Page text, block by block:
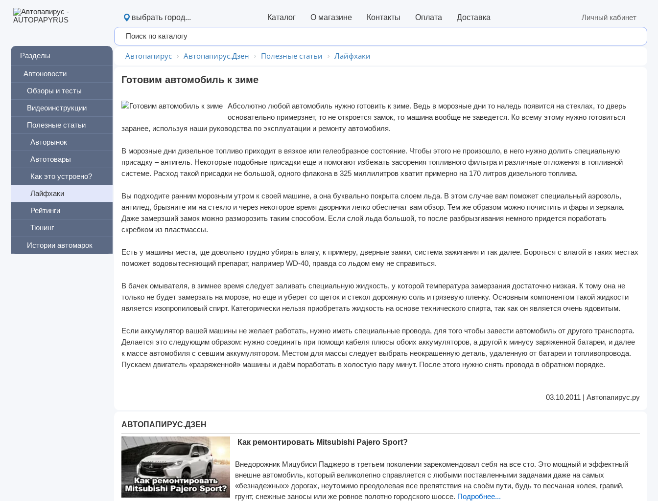
Разделы
Автоновости
Обзоры и тесты
Видеоинструкции
Полезные статьи
Авторынок
Автотовары
Как это устроено?
Лайфхаки
Рейтинги
Тюнинг
Истории автомарок
выбрать город... Каталог О магазине Контакты Оплата Доставка Личный кабинет
Автопапирус Автопапирус.Дзен Полезные статьи Лайфхаки
Готовим автомобиль к зиме
Абсолютно любой автомобиль нужно готовить к зиме. Ведь в морозные дни то наледь появится на стеклах, то дверь
основательно примерзнет, то не откроется замок, то машина вообще не заведется. Ко всему этому нужно готовиться
заранее, используя наши руководства по эксплуатации и ремонту автомобиля.
В морозные дни дизельное топливо приходит в вязкое или гелеобразное состояние. Чтобы этого не произошло, в него нужно долить специальную
присадку – антигель. Некоторые подобные присадки еще и помогают избежать засорения топливного фильтра и различные отложения в топливной
системе. Расход такой присадки не большой, одного флакона в 325 миллилитров хватит примерно на 170 литров дизельного топлива.
Вы подходите ранним морозным утром к своей машине, а она буквально покрыта слоем льда. В этом случае вам поможет специальный аэрозоль,
антилед, брызните им на стекло и через некоторое время дворники легко обеспечат вам обзор. Тем же образом можно почистить и фары и зеркала.
Даже замерзший замок можно разморозить таким способом. Если слой льда большой, то после разбрызгивания немного придется поработать
скребком из пластмассы.
Есть у машины места, где довольно трудно убирать влагу, к примеру, дверные замки, система зажигания и так далее. Бороться с влагой в таких местах
поможет водовытесняющий препарат, например WD-40, правда со льдом ему не справиться.
В бачек омывателя, в зимнее время следует заливать специальную жидкость, у которой температура замерзания достаточно низкая. К тому она не
только не будет замерзать на морозе, но еще и уберет со щеток и стекол дорожную соль и грязевую пленку. Основным компонентом такой жидкости
является изопропиловый спирт. Категорически нельзя приобретать жидкость на основе технического спирта, так как он является очень ядовитым.
Если аккумулятор вашей машины не желает работать, нужно иметь специальные провода, для того чтобы завести автомобиль от другого транспорта.
Делается это следующим образом: нужно соединить при помощи кабеля плюсы обоих аккумуляторов, а другой к минусу заряженной батареи, и далее
к массе автомобиля с севшим аккумулятором. Местом для массы следует выбрать неокрашенную деталь, удаленную от батареи и топливопровода.
Пускаем двигатель «разряженной» машины и даём поработать в холостую пару минут. После этого нужно снять провода в обратном порядке.
03.10.2011 | Автопапирус.ру
АВТОПАПИРУС.ДЗЕН
Как ремонтировать Mitsubishi Pajero Sport?
Внедорожник Мицубиси Паджеро в третьем поколении зарекомендовал себя на все сто. Это мощный и эффектный
внешне автомобиль, который великолепно справляется с любыми поставленными задачами даже на самых
«безнадежных» дорогах, неутомимо преодолевая все препятствия на своём пути, будь то песчаная колея, гравий,
грунт, снежные заносы или же ровное полотно городского шоссе. Подробнее...